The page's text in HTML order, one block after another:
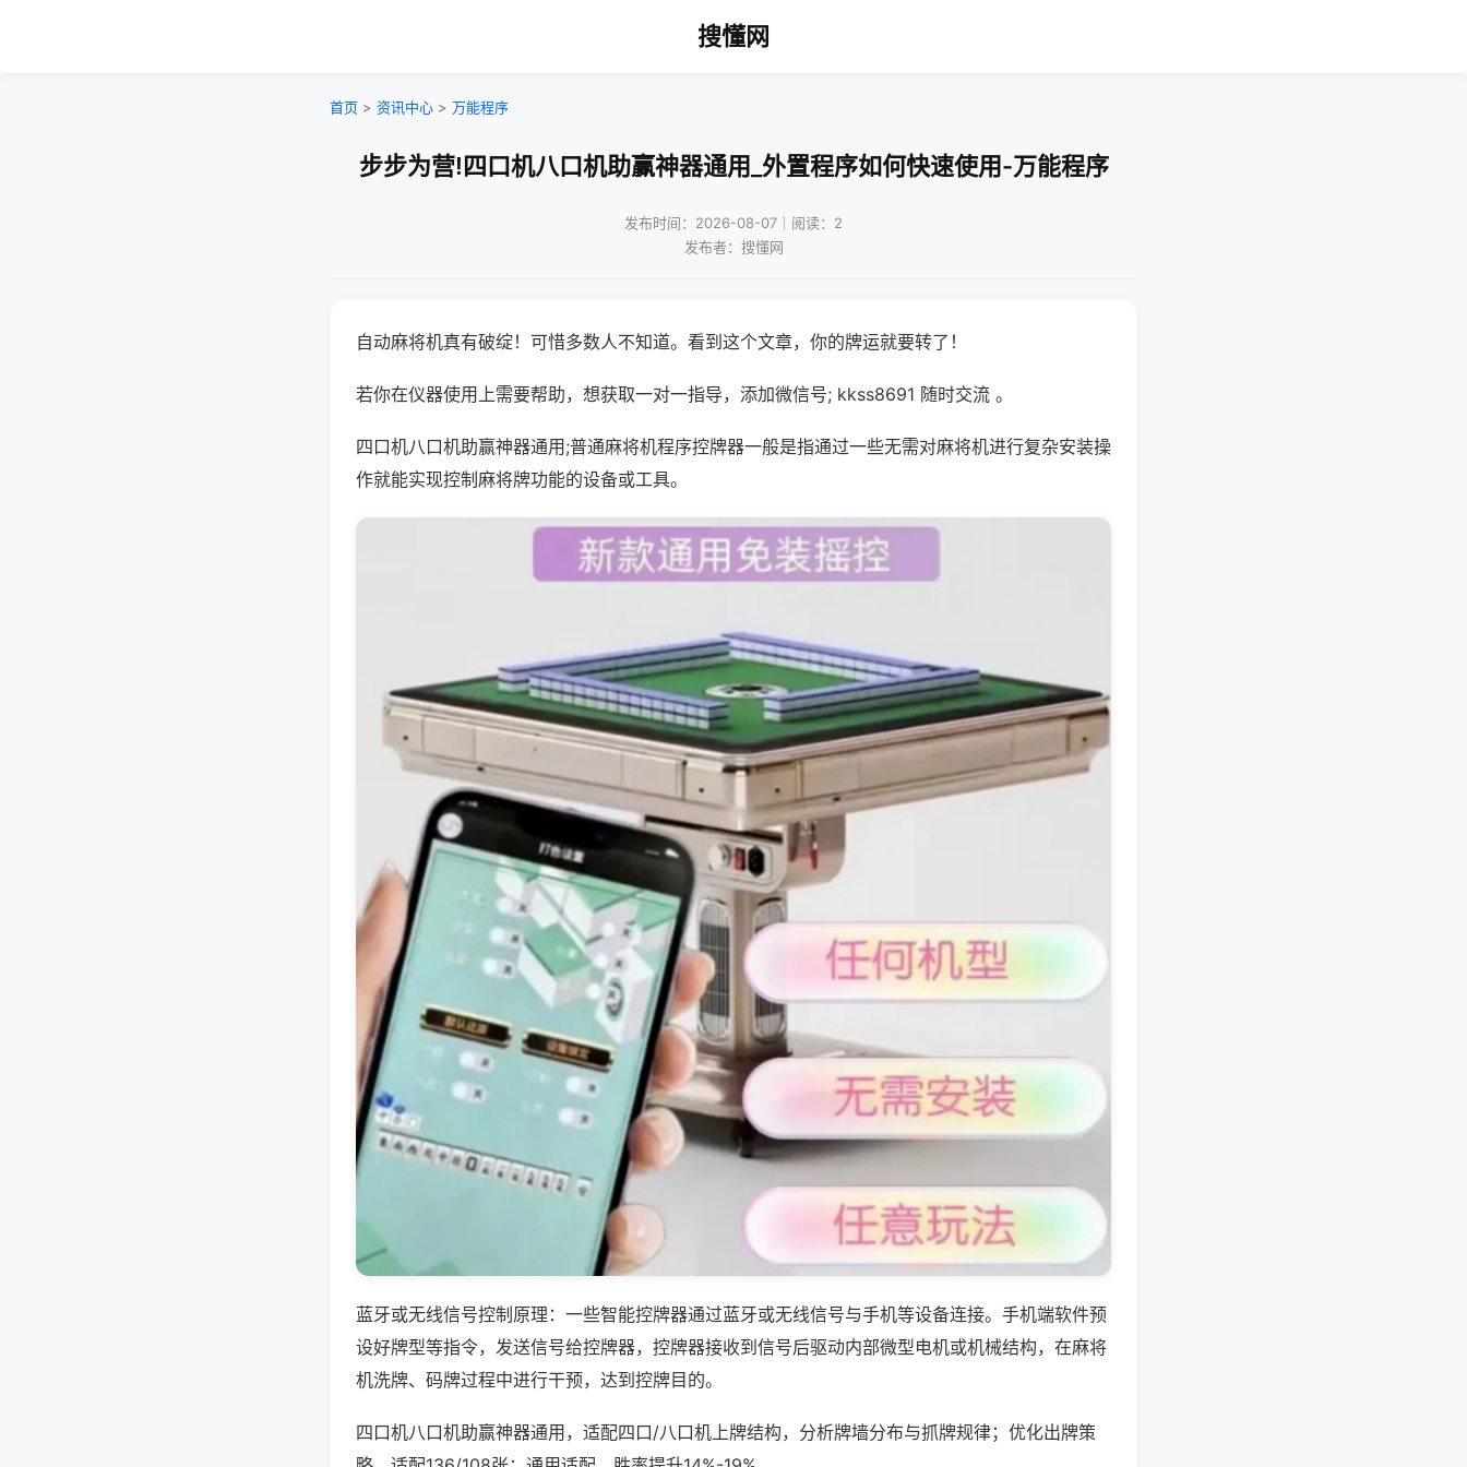
搜懂网
首页 > 资讯中心 > 万能程序
步步为营!四口机八口机助赢神器通用_外置程序如何快速使用-万能程序
发布时间：2026-08-07｜阅读：2
发布者：搜懂网
自动麻将机真有破绽！可惜多数人不知道。看到这个文章，你的牌运就要转了！
若你在仪器使用上需要帮助，想获取一对一指导，添加微信号; kkss8691 随时交流 。
四口机八口机助赢神器通用;普通麻将机程序控牌器一般是指通过一些无需对麻将机进行复杂安装操
作就能实现控制麻将牌功能的设备或工具。
蓝牙或无线信号控制原理：一些智能控牌器通过蓝牙或无线信号与手机等设备连接。手机端软件预
设好牌型等指令，发送信号给控牌器，控牌器接收到信号后驱动内部微型电机或机械结构，在麻将
机洗牌、码牌过程中进行干预，达到控牌目的。
四口机八口机助赢神器通用，适配四口/八口机上牌结构，分析牌墙分布与抓牌规律；优化出牌策